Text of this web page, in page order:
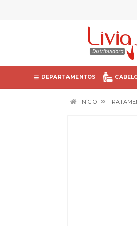
DEPARTAMENTOS
INÍCIO